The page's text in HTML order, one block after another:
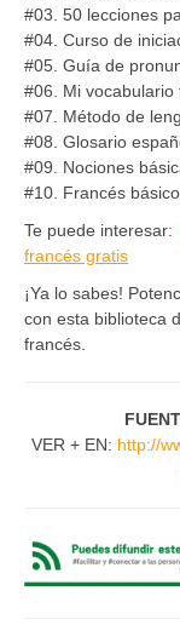
#03. 50 lecciones
#04. Curso de
#05. Guía de
#06. Mi
#07. Método de
#08. Glosario
#09. Nociones
#10. Francés
Te puede interesar:
francés gratis
¡Ya lo sabes!
con esta biblioteca
francés.
VER + EN: http://